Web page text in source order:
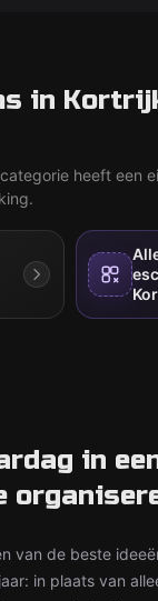
in
heeft een
in
van de beste
in plaats van